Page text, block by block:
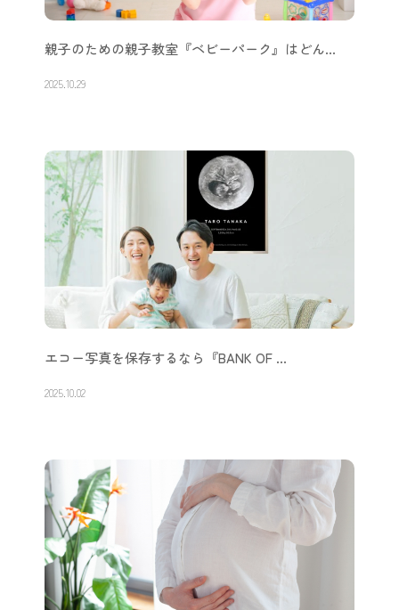
親子のための親子教室『ベビーパーク』はどん…
2025.10.29
エコー写真を保存するなら『BANK OF …
2025.10.02